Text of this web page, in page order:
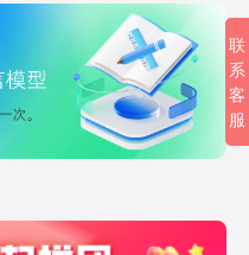
联
系
客
服